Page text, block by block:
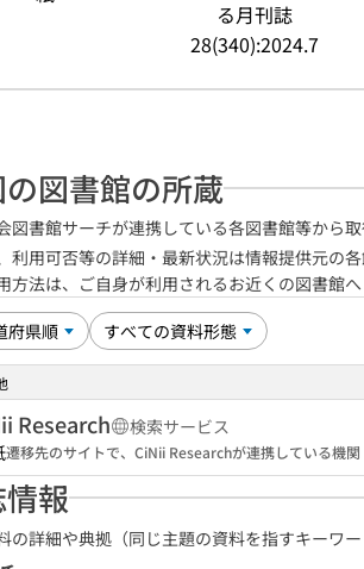
る月刊誌
28(340):2024.7
図書館の所蔵
図書館サーチが連携している各図書館等から
利用可否等の詳細・最新状況は情報提供元の
方法は、ご自身が利用されるお近くの図書館
Research
検索サービス
遷移先のサイトで、CiNii Researchが連携している機
報
の詳細や典拠（同じ主題の資料を指すキーワ